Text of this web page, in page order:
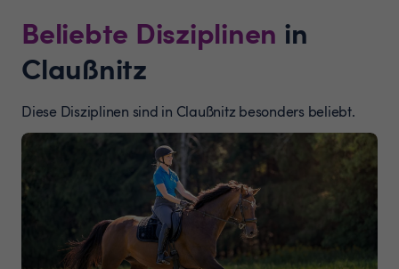
Beliebte Disziplinen in
Claußnitz
Diese Disziplinen sind in Claußnitz besonders beliebt.